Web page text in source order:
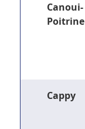
Canoui-
Poitrine
Cappy